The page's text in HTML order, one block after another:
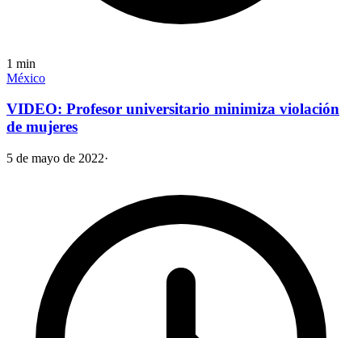
1 min
México
VIDEO: Profesor universitario minimiza violación
de mujeres
5 de mayo de 2022·